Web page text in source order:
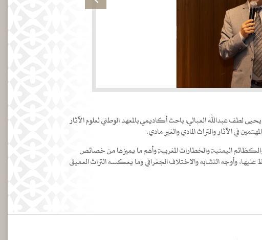
لطف عبدالله العبالي، باحث أكاديمي بالمعهد الوطني لعلوم الآثار
في الآثار والتراث المادي والغير مادي.
والكظائم اليمنية والخطارات المغربية وأهم ما يميزها من خصائص
وأوجه التشابه والاختلاف الجغرافي وما يعكسه التراث العميق